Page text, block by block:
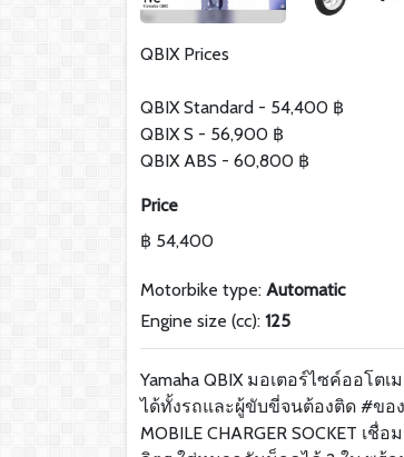
QBIX Prices
QBIX Standard - 54,400 ฿
QBIX S - 56,900 ฿
QBIX ABS - 60,800 ฿
Price
฿ 54,400
Motorbike type: Automatic
Engine size (cc): 125
Yamaha QBIX มอเตอร์ไซค์ออโ
ได้ทั้งรถและผู้ขับขี่จนต้องติด #ข
MOBILE CHARGER SOCKET